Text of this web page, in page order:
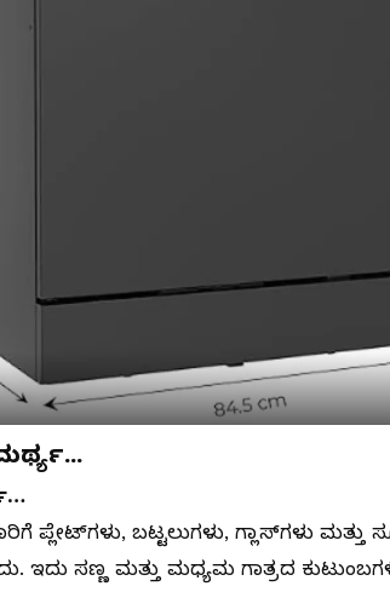
ಪ್ಲೇಟ್‌ಗಳು, ಬಟ್ಟಲುಗಳು, ಗ್ಲಾಸ್‌ಗಳು ಮತ್ತು
ಇದು ಸಣ್ಣ ಮತ್ತು ಮಧ್ಯಮ ಗಾತ್ರದ